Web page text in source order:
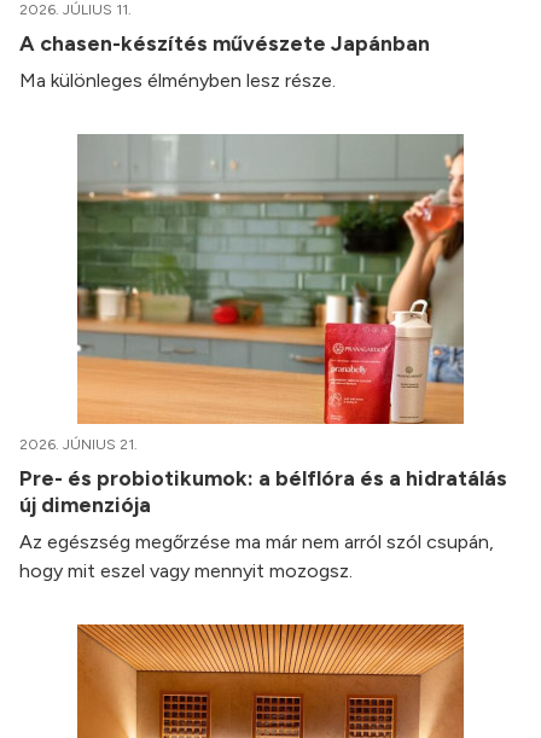
2026. JÚLIUS 11.
A chasen-készítés művészete Japánban
Ma különleges élményben lesz része.
2026. JÚNIUS 21.
Pre- és probiotikumok: a bélflóra és a hidratálás
új dimenziója
Az egészség megőrzése ma már nem arról szól csupán,
hogy mit eszel vagy mennyit mozogsz.